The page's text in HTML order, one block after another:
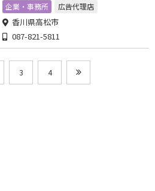
企業・事務所 広告代理店
香川県高松市
087-821-5811
3 4